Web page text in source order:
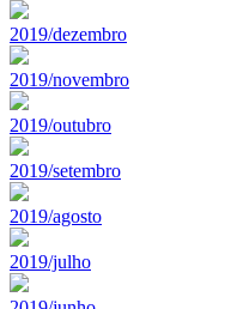
2019/dezembro
2019/novembro
2019/outubro
2019/setembro
2019/agosto
2019/julho